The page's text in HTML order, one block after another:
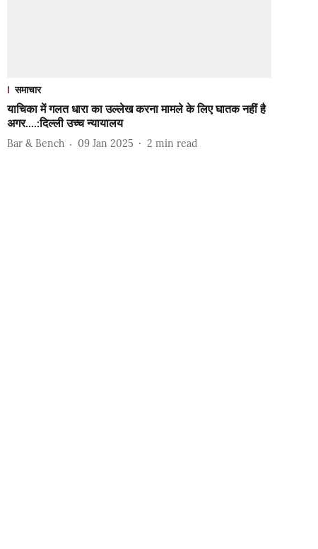
समाचार
याचिका में गलत धारा का उल्लेख करना मामले के लिए घातक नहीं है
अगर....:दिल्ली उच्च न्यायालय
Bar & Bench 09 Jan 2025 2 min read